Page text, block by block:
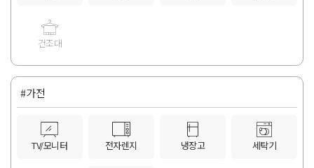
건조대
#가전
TV/모니터 전자렌지 냉장고 세탁기